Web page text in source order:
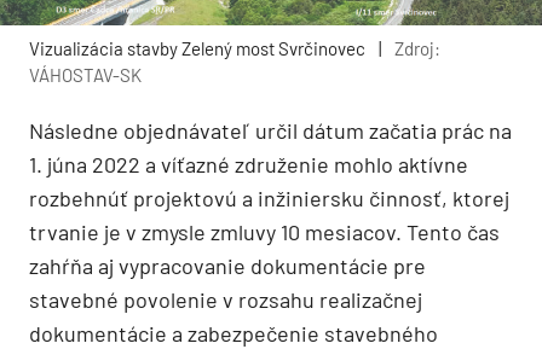
Vizualizácia stavby Zelený most Svrčinovec |
Zdroj:
VÁHOSTAV-SK
Následne objednávateľ určil dátum začatia prác na
1. júna 2022 a víťazné združenie mohlo aktívne
rozbehnúť projektovú a inžiniersku činnosť, ktorej
trvanie je v zmysle zmluvy 10 mesiacov. Tento čas
zahŕňa aj vypracovanie dokumentácie pre
stavebné povolenie v rozsahu realizačnej
dokumentácie a zabezpečenie stavebného